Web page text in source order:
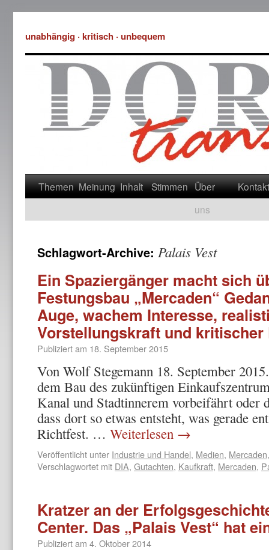
unabhängig · kritisch · unbequem
Themen Meinung Inhalt Stimmen Über
uns
Kontakt
Schlagwort-Archive: Palais Vest
Ein Spaziergänger macht sich
Festungsbau „Mercaden“
Auge, wachem Interesse,
Vorstellungskraft und kritischer
Publiziert am 18. September 2015
Von Wolf Stegemann 18. September
dem Bau des zukünftigen
Kanal und Stadtinnerem vorbeifährt oder
dass dort so etwas entsteht, was gerade
Richtfest. … Weiterlesen →
Veröffentlicht unter Industrie und Handel, Medien,
Verschlagwortet mit DIA, Gutachten, Kaufkraft, Mercaden,
Kratzer an der
Center. Das „Palais Vest“ hat
Publiziert am 4. Oktober 2014